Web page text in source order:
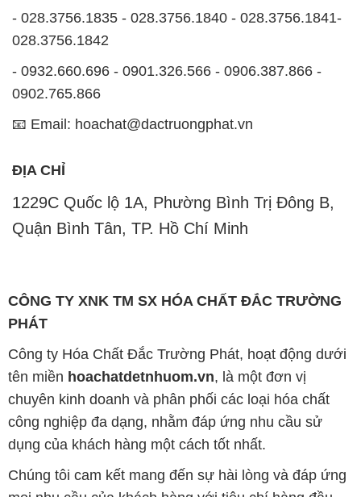
- 028.3756.1835 - 028.3756.1840 - 028.3756.1841-
028.3756.1842
- 0932.660.696 - 0901.326.566 - 0906.387.866 -
0902.765.866
📧 Email: hoachat@dactruongphat.vn
ĐỊA CHỈ
1229C Quốc lộ 1A, Phường Bình Trị Đông B,
Quận Bình Tân, TP. Hồ Chí Minh
CÔNG TY XNK TM SX HÓA CHẤT ĐẮC TRƯỜNG
PHÁT
Công ty Hóa Chất Đắc Trường Phát, hoạt động dưới
tên miền hoachatdetnhuom.vn, là một đơn vị
chuyên kinh doanh và phân phối các loại hóa chất
công nghiệp đa dạng, nhằm đáp ứng nhu cầu sử
dụng của khách hàng một cách tốt nhất.
Chúng tôi cam kết mang đến sự hài lòng và đáp ứng